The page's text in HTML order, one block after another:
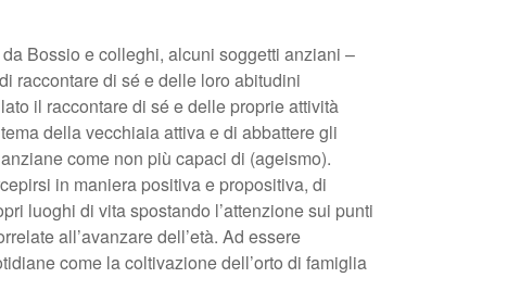
Bossio e colleghi, alcuni soggetti anziani –
raccontare di sé e delle loro abitudini
il raccontare di sé e delle proprie attività
della vecchiaia attiva e di abbattere gli
come non più capaci di (ageismo).
in maniera positiva e propositiva, di
luoghi di vita spostando l’attenzione sui punti
all’avanzare dell’età. Ad essere
come la coltivazione dell’orto di famiglia